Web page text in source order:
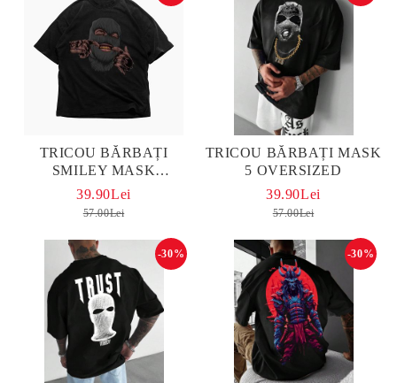
TRICOU BĂRBAȚI
SMILEY MASK
OVERSIZED
39.90Lei
57.00Lei
TRICOU BĂRBAȚI MASK
5 OVERSIZED
39.90Lei
57.00Lei
-30% -30%